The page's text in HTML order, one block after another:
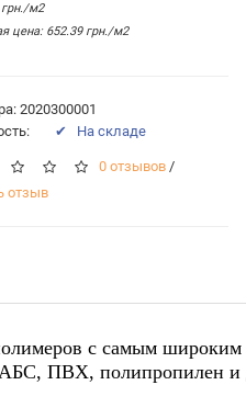
грн./м2
цена: 652.39 грн./м2
2020300001
✔ На складе
0 отзывов /
отзыв
с самым
ПВХ, полипропилен и